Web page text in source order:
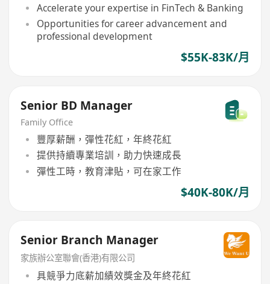
Accelerate your expertise in FinTech & Banking
Opportunities for career advancement and
professional development
$55K-83K/月
Senior BD Manager
Family Office
豐厚薪酬，彈性花紅，年終花紅
提供持續專業培訓，助力快速成長
彈性工時，教育津貼，可在家工作
$40K-80K/月
Senior Branch Manager
家族辦公室聯會(香港)有限公司
具競爭力底薪加績效獎金及年終花紅